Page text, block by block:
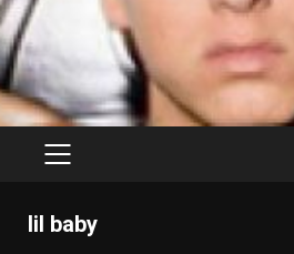
PRIMARY
lil baby